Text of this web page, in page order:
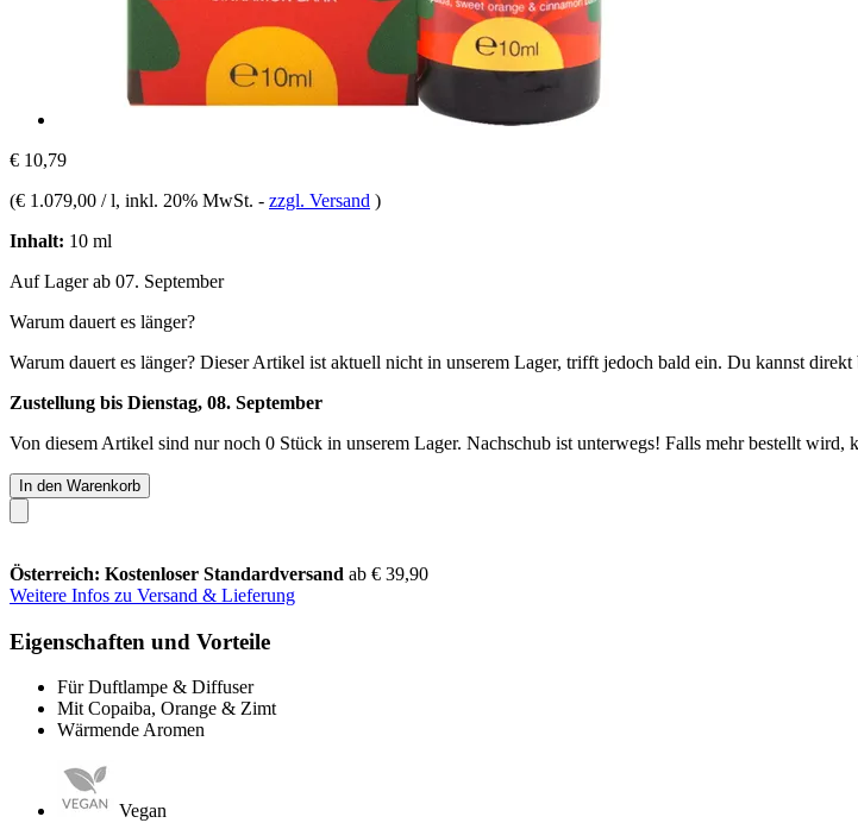
€ 10,79
(€ 1.079,00 / l, inkl. 20% MwSt. - zzgl. Versand )
Inhalt: 10 ml
Auf Lager ab 07. September
Warum dauert es länger?
Warum dauert es länger? Dieser Artikel ist aktuell nicht in unserem Lager, trifft jedoch bald ein. Du kannst
Zustellung bis Dienstag, 08. September
Von diesem Artikel sind nur noch 0 Stück in unserem Lager. Nachschub ist unterwegs! Falls mehr bestellt wird,
In den Warenkorb
Österreich: Kostenloser Standardversand ab € 39,90
Weitere Infos zu Versand & Lieferung
Eigenschaften und Vorteile
Für Duftlampe & Diffuser
Mit Copaiba, Orange & Zimt
Wärmende Aromen
Vegan